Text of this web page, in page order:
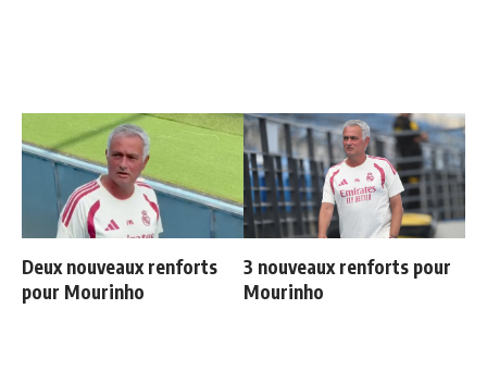
Deux nouveaux renforts
pour Mourinho
3 nouveaux renforts pour
Mourinho